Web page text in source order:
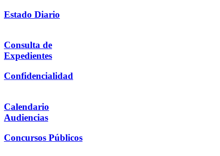
Estado Diario
Consulta de
Expedientes
Confidencialidad
Calendario
Audiencias
Concursos Públicos